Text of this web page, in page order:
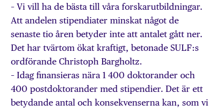
– Vi vill ha de bästa till våra forskarutbildningar.
Att andelen stipendiater minskat något de
senaste tio åren betyder inte att antalet gått ner.
Det har tvärtom ökat kraftigt, betonade SULF:s
ordförande Christoph Bargholtz.
– Idag finansieras nära 1 400 doktorander och
400 postdoktorander med stipendier. Det är ett
betydande antal och konsekvenserna kan, som vi